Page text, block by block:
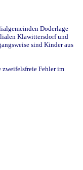
Doderlage
Klawittersdorf und
sind Kinder aus
Fehler im